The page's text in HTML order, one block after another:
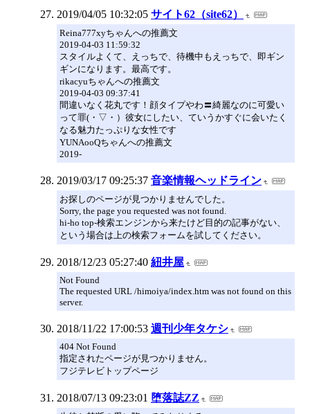
2019/04/05 10:32:05 サイト62（site62）
Reina777xyちゃんへの推薦文
2019-04-03 11:59:32
スタイルよくて、えっちで、待機中もえっちで、即ギン
ギンになります。最高です。
rikacyuちゃんへの推薦文
2019-04-03 09:37:41
間違いなく花丸です！顔タイプやわ〓綺麗なのに可愛い
って罪(・▽・）彼女にしたい、ていうかすぐに会いたく
なる魅力たっぷりな女性です
YUNAooQちゃんへの推薦文
2019-
2019/03/17 09:25:37 音楽情報ヘッドライン
お探しのページが見つかりませんでした。
Sorry, the page you requested was not found.
hi-ho top-検索エンジンから来たけど目的の記事がない、
という場合は上の検索フォームを試してください。
2018/12/23 05:27:40 紐井屋
Not Found
The requested URL /himoiya/index.htm was not found on this
server.
2018/11/22 17:00:53 週刊少年タケシ
404 Not Found
指定されたページが見つかりません。
フジテレビトップページ
2018/07/13 09:23:01 堕落誌ZZ